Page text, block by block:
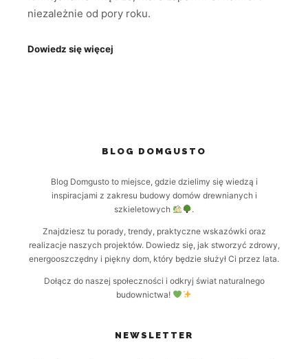
niezależnie od pory roku.
Dowiedz się więcej
BLOG DOMGUSTO
Blog Domgusto to miejsce, gdzie dzielimy się wiedzą i
inspiracjami z zakresu budowy domów drewnianych i
szkieletowych
.
Znajdziesz tu porady, trendy, praktyczne wskazówki oraz
realizacje naszych projektów. Dowiedz się, jak stworzyć zdrowy,
energooszczędny i piękny dom, który będzie służył Ci przez lata.
Dołącz do naszej społeczności i odkryj świat naturalnego
budownictwa!
NEWSLETTER